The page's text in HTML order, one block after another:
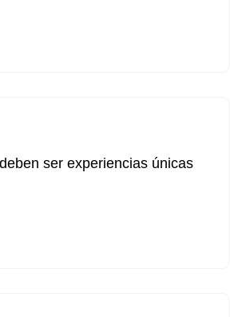
ser experiencias únicas